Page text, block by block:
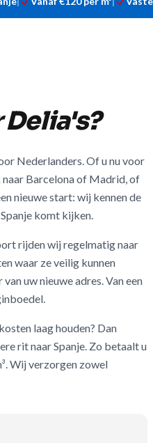
Nederlanders. Of u nu voor
naar Barcelona of Madrid, of
nieuwe start: wij kennen de
komt kijken.
rijden wij regelmatig naar
waar ze veilig kunnen
uw nieuwe adres. Van een
laag houden? Dan
rit naar Spanje. Zo betaalt u
Wij verzorgen zowel